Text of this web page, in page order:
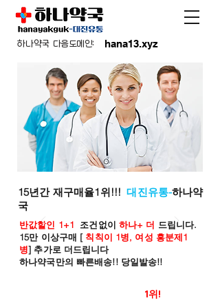
hana13.xyz
하나약국 다음도메인:
15년간 재구매율1위!!!대진유통-하나약
국
반값할인 1+1 조건없이 하나+ 더 드립니다.
15만 이상구매 [ 칙칙이 1병, 여성 흥분제1
병] 추가로 더드립니다
하나약국만의 빠른배송!! 당일발송!!
1위!